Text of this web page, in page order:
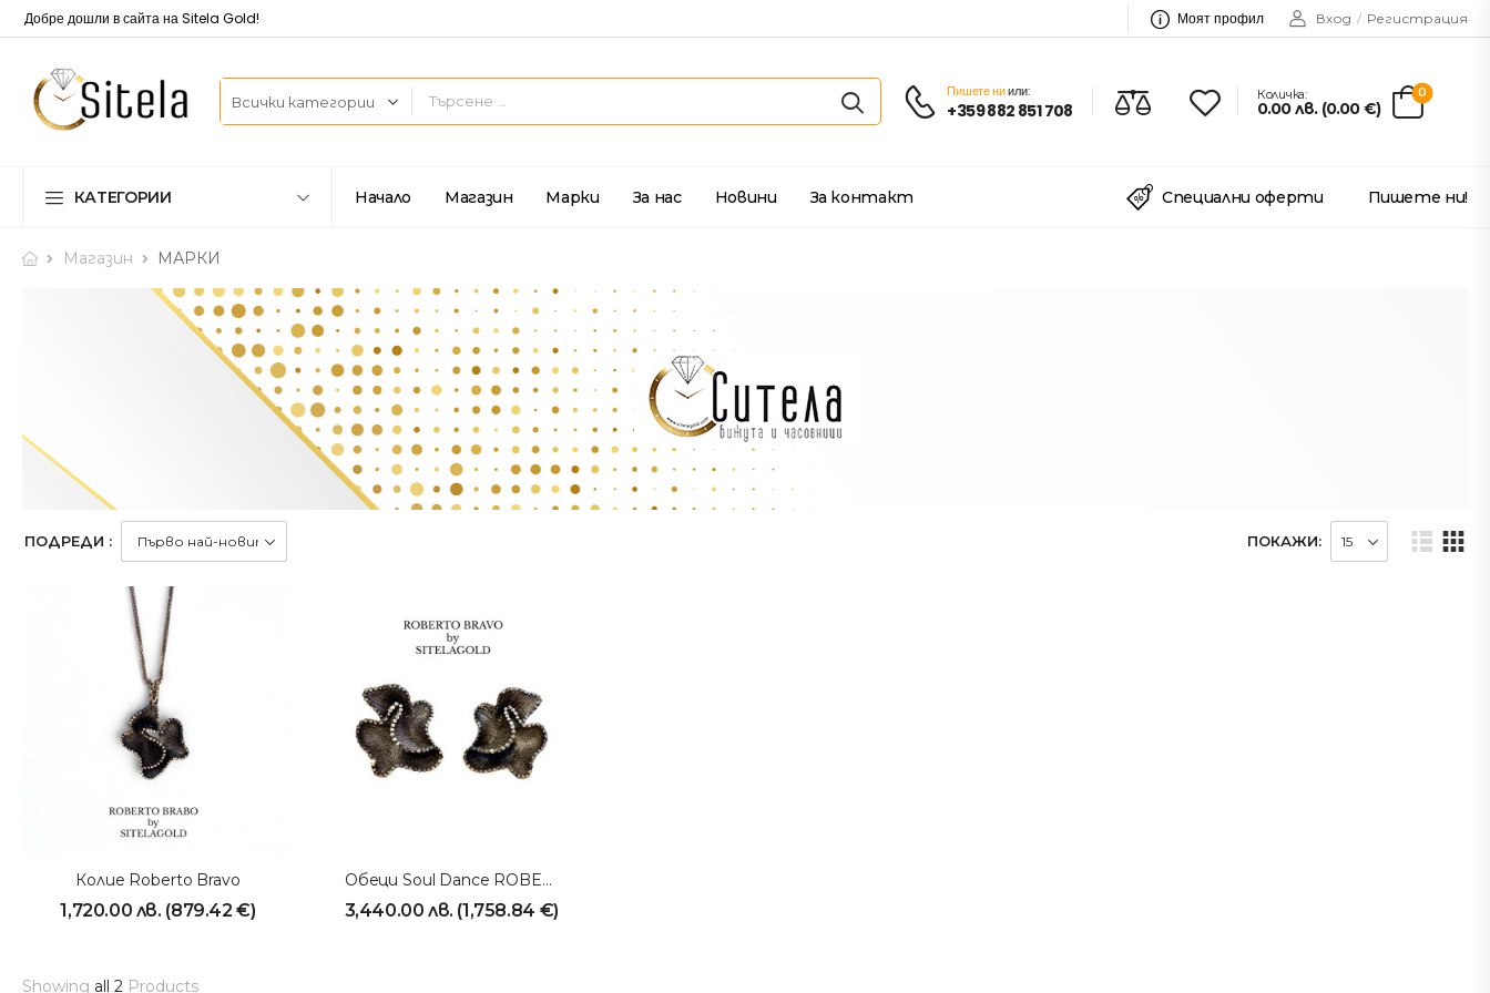
Добре дошли в сайта на Sitela Gold! Моят профил Вход / Регистрация
Пишете ниили:
+359 882 851 708
Количка:
0.00лв. (0.00€)
0
КАТЕГОРИИ Начало Магазин Марки За нас Новини За контакт Специални оферти Пишете ни!
Магазин МАРКИ
ПОДРЕДИ : ПОКАЖИ:
Колие Roberto Bravo
1,720.00 лв. (879.42€)
Обеци Soul Dance ROBERTO BRAVO
3,440.00лв. (1,758.84 €)
Showing all 2 Products